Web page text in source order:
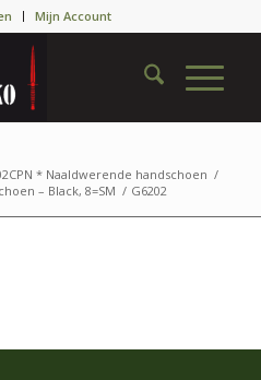
Mijn Account
* Naaldwerende handschoen /
– Black, 8=SM / G6202